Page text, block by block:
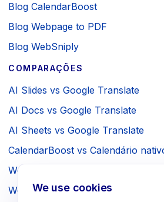
Blog CalendarBoost
Blog Webpage to PDF
Blog WebSniply
COMPARAÇÕES
AI Slides vs Google Translate
AI Docs vs Google Translate
AI Sheets vs Google Translate
CalendarBoost vs Calendário
Webpage to PDF vs Impressão do
WebSniply vs Captura do
We use cookies